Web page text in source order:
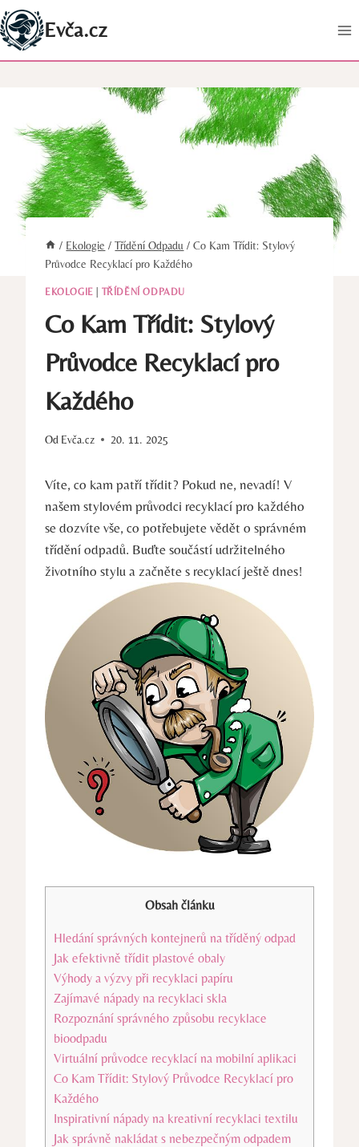
Přeskočit
na
obsah
Evča.cz
/ Ekologie / Třídění Odpadu / Co Kam Třídit: Stylový
Průvodce Recyklací pro Každého
EKOLOGIE TŘÍDĚNÍ ODPADU
Co Kam Třídit: Stylový
Průvodce Recyklací pro
Každého
Od Evča.cz 20. 11. 2025
Víte, co kam patří třídit? Pokud ne, nevadí! V
našem stylovém průvodci recyklací pro každého
se dozvíte vše, co potřebujete vědět o správném
třídění odpadů. Buďte součástí udržitelného
životního stylu a začněte s recyklací ještě dnes!
Obsah článku
Hledání správných kontejnerů na tříděný odpad
Jak efektivně třídit plastové obaly
Výhody a výzvy při recyklaci papíru
Zajímavé nápady na recyklaci skla
Rozpoznání správného způsobu recyklace
bioodpadu
Virtuální průvodce recyklací na mobilní aplikaci
Co Kam Třídit: Stylový Průvodce Recyklací pro
Každého
Inspirativní nápady na kreativní recyklaci textilu
Jak správně nakládat s nebezpečným odpadem